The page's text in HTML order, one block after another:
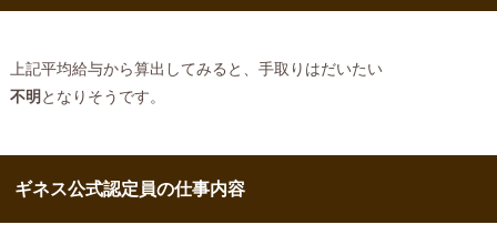
上記平均給与から算出してみると、手取りはだいたい
不明 となりそうです。
ギネス公式認定員の仕事内容